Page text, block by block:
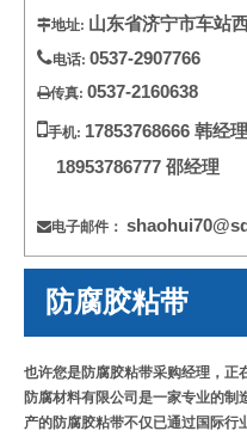
与
地址: 山东省济宁市车站
电话: 0537-2907766
传真: 0537-2160638
手机: 17853768666 韩经理
18953786777 邵经理
电子邮件：
防腐胶粘带
也许您是防腐胶粘带采购经理，正
防腐材料有限公司 是一家专业的制
产的防腐胶粘带不仅已通过国际行